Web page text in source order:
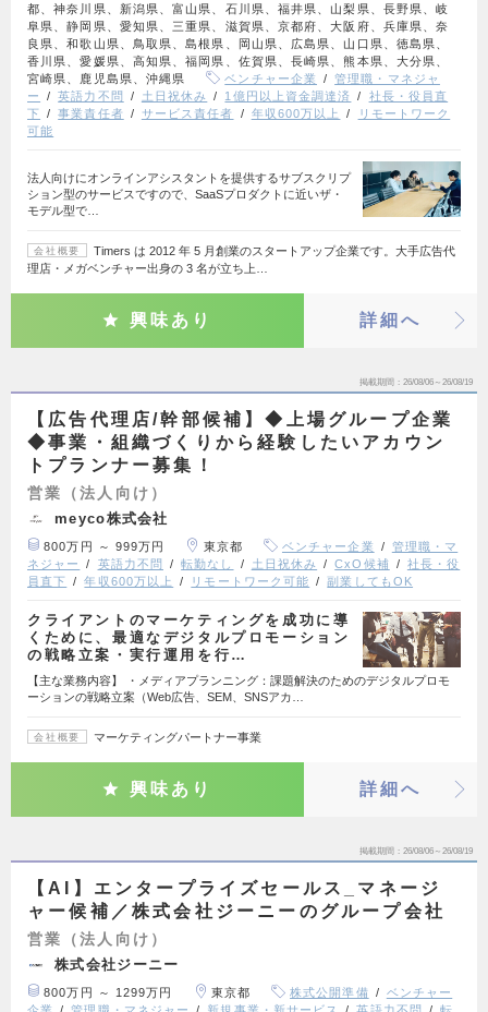
都、神奈川県、新潟県、富山県、石川県、福井県、山梨県、長野県、岐
阜県、静岡県、愛知県、三重県、滋賀県、京都府、大阪府、兵庫県、奈
良県、和歌山県、鳥取県、島根県、岡山県、広島県、山口県、徳島県、
香川県、愛媛県、高知県、福岡県、佐賀県、長崎県、熊本県、大分県、
宮崎県、鹿児島県、沖縄県
ベンチャー企業
管理職・マネジャ
ー
英語力不問 土日祝休み 1億円以上資金調達済
社長・役員直
下
事業責任者 サービス責任者 年収600万以上
リモートワーク
可能
法人向けにオンラインアシスタントを提供するサブスクリプ
ション型のサービスですので、SaaSプロダクトに近いザ・
モデル型で…
会社概要
Timers は 2012 年 5 月創業のスタートアップ企業です。大手広告代
理店・メガベンチャー出身の 3 名が立ち上…
興味あり 詳細へ
掲載期間 26/08/06～26/08/19
【広告代理店/幹部候補】◆上場グループ企業
◆事業・組織づくりから経験したいアカウン
トプランナー募集！
営業（法人向け）
meyco株式会社
800万円 ～ 999万円 東京都 ベンチャー企業
管理職・マ
ネジャー
英語力不問 転勤なし 土日祝休み CxO候補
社長・役
員直下
年収600万以上 リモートワーク可能 副業してもOK
クライアントのマーケティングを成功に導
くために、最適なデジタルプロモーション
の戦略立案・実行運用を行…
【主な業務内容】 ・メディアプランニング：課題解決のためのデジタルプロモ
ーションの戦略立案（Web広告、SEM、SNSアカ…
会社概要 マーケティングパートナー事業
興味あり 詳細へ
掲載期間 26/08/06～26/08/19
【AI】エンタープライズセールス_マネージ
ャー候補／株式会社ジーニーのグループ会社
営業（法人向け）
株式会社ジーニー
800万円 ～ 1299万円 東京都 株式公開準備
ベンチャー